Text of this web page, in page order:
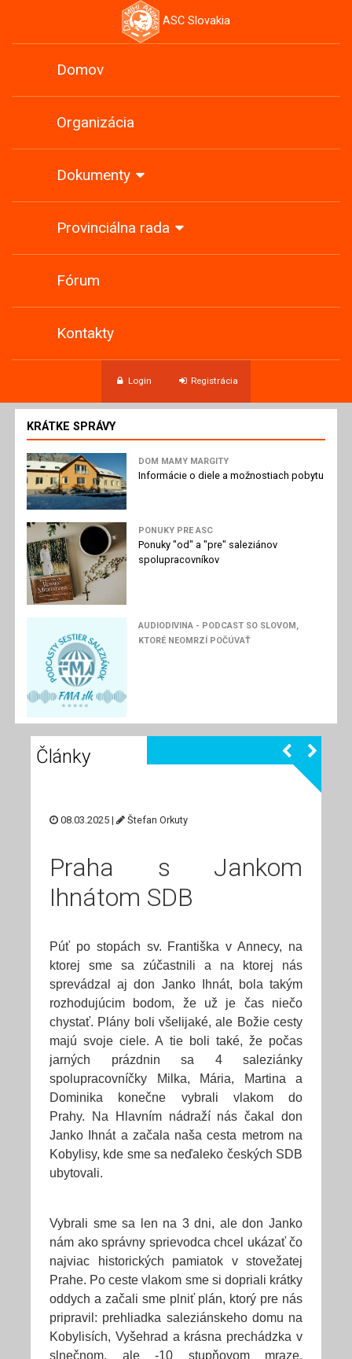
ASC Slovakia
Domov
Organizácia
Dokumenty
Provinciálna rada
Fórum
Kontakty
Login Registrácia
KRÁTKE SPRÁVY
DOM MAMY MARGITY
Informácie o diele a možnostiach pobytu
PONUKY PRE ASC
Ponuky "od" a "pre" saleziánov
spolupracovníkov
AUDIODIVINA - PODCAST SO SLOVOM,
KTORÉ NEOMRZÍ POČÚVAŤ
Články
08.03.2025 | Štefan Orkuty
Praha s Jankom
Ihnátom SDB
Púť po stopách sv. Františka v Annecy, na
ktorej sme sa zúčastnili a na ktorej nás
sprevádzal aj don Janko Ihnát, bola takým
rozhodujúcim bodom, že už je čas niečo
chystať. Plány boli všelijaké, ale Božie cesty
majú svoje ciele. A tie boli také, že počas
jarných prázdnin sa 4 saleziánky
spolupracovníčky Milka, Mária, Martina a
Dominika konečne vybrali vlakom do
Prahy. Na Hlavním nádraží nás čakal don
Janko Ihnát a začala naša cesta metrom na
Kobylisy, kde sme sa neďaleko českých SDB
ubytovali.
Vybrali sme sa len na 3 dni, ale don Janko
nám ako správny sprievodca chcel ukázať čo
najviac historických pamiatok v stovežatej
Prahe. Po ceste vlakom sme si dopriali krátky
oddych a začali sme plniť plán, ktorý pre nás
pripravil: prehliadka saleziánskeho domu na
Kobylisích, Vyšehrad a krásna prechádzka v
slnečnom, ale -10 stupňovom mraze.